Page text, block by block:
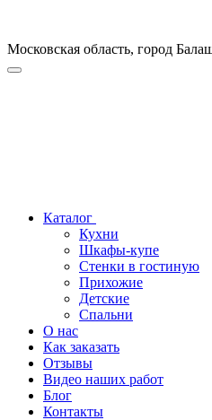
Московская область, город
Каталог
Кухни
Шкафы-купе
Стенки в гостиную
Прихожие
Детские
Спальни
О нас
Как заказать
Отзывы
Видео наших работ
Блог
Контакты